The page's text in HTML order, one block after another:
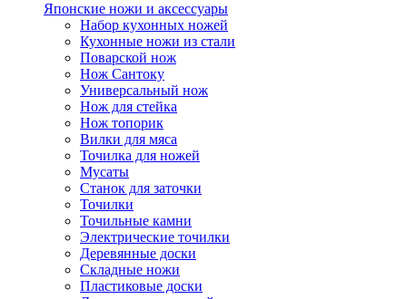
Японские ножи и аксессуары
Набор кухонных ножей
Кухонные ножи из стали
Поварской нож
Нож Сантоку
Универсальный нож
Нож для стейка
Нож топорик
Вилки для мяса
Точилка для ножей
Мусаты
Станок для заточки
Точилки
Точильные камни
Электрические точилки
Деревянные доски
Складные ножи
Пластиковые доски